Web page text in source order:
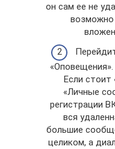
он сам ее не
возможно
Если стоит
«Личные
регистрации
вся
большие
целиком, а